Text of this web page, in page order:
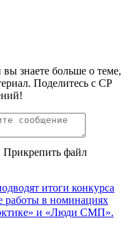
вы знаете больше о теме,
Поделитесь с СР
Прикрепить файл
итоги конкурса
работы в номинациях
и «Люди СМП».